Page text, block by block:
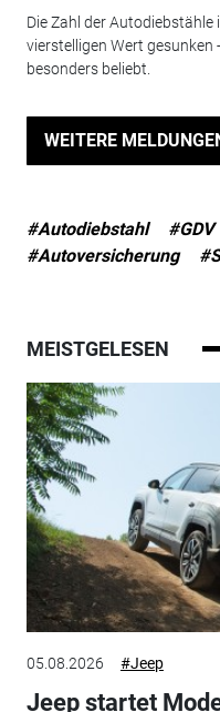
Die Zahl der
vierstelligen Wert gesunken
besonders beliebt.
WEITERE
#Autodiebstahl #GDV
#Autoversicherung
MEISTGELESEN
05.08.2026 #Jeep
Jeep startet